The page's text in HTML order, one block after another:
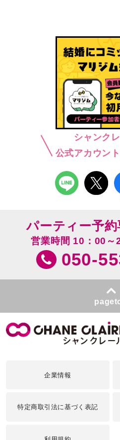
シャンク
公式アカウン
パーティー予
営業時間 10：00～
050-
企業情報
特定商取引法に基づく表記